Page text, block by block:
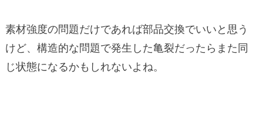
素材強度の問題だけであれば部品交換でいいと思う
けど、構造的な問題で発生した亀裂だったらまた同
じ状態になるかもしれないよね。